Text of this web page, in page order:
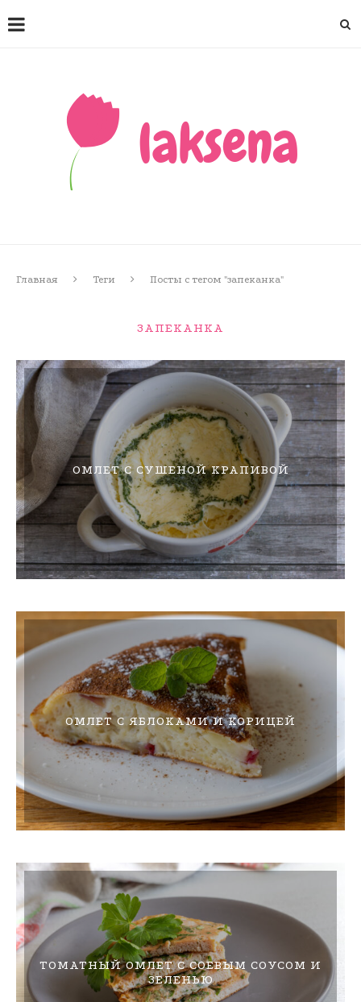
Главная Теги Посты с тегом "запеканка"
ЗАПЕКАНКА
ОМЛЕТ С СУШЕНОЙ КРАПИВОЙ
ОМЛЕТ С ЯБЛОКАМИ И КОРИЦЕЙ
ТОМАТНЫЙ ОМЛЕТ С СОЕВЫМ СОУСОМ И
ЗЕЛЕНЬЮ